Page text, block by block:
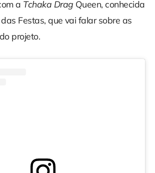
a Tchaka Drag Queen, conhecida
Festas, que vai falar sobre as
projeto.